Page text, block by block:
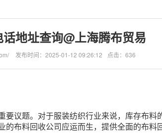
地址查询@上海腾布贸易
发布时间：2025-01-12 09:26:12 点击：636
议题。对于服装纺织行业来说，库存布料
布料回收公司应运而生，提供全面的布料